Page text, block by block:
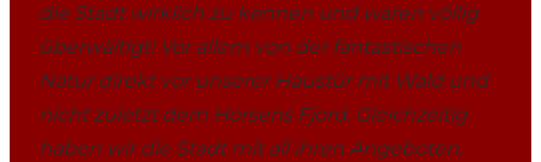
die Stadt wirklich zu kennen und waren völlig
überwältigt! Vor allem von der fantastischen
Natur direkt vor unserer Haustür mit Wald und
nicht zuletzt dem Horsens Fjord. Gleichzeitig
haben wir die Stadt mit all ihren Angeboten.